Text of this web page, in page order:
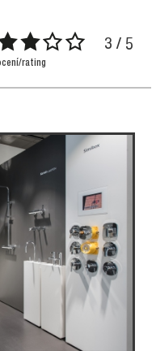
3 / 5
rating